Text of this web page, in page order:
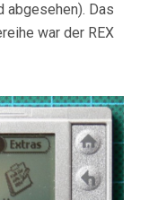
abgesehen). Das
war der REX